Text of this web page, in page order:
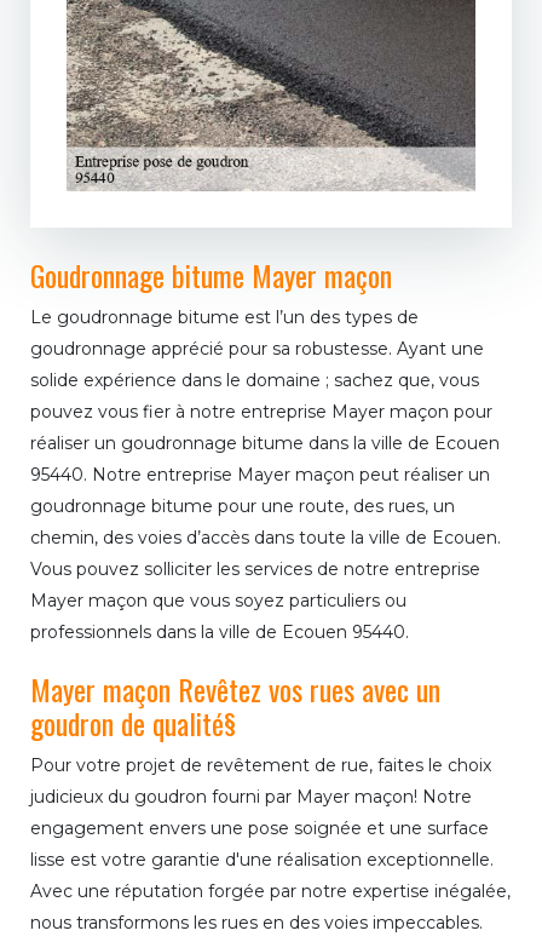
Goudronnage bitume Mayer maçon
Le goudronnage bitume est l’un des types de
goudronnage apprécié pour sa robustesse. Ayant une
solide expérience dans le domaine ; sachez que, vous
pouvez vous fier à notre entreprise Mayer maçon pour
réaliser un goudronnage bitume dans la ville de Ecouen
95440. Notre entreprise Mayer maçon peut réaliser un
goudronnage bitume pour une route, des rues, un
chemin, des voies d’accès dans toute la ville de Ecouen.
Vous pouvez solliciter les services de notre entreprise
Mayer maçon que vous soyez particuliers ou
professionnels dans la ville de Ecouen 95440.
Mayer maçon Revêtez vos rues avec un
goudron de qualité§
Pour votre projet de revêtement de rue, faites le choix
judicieux du goudron fourni par Mayer maçon! Notre
engagement envers une pose soignée et une surface
lisse est votre garantie d'une réalisation exceptionnelle.
Avec une réputation forgée par notre expertise inégalée,
nous transformons les rues en des voies impeccables.